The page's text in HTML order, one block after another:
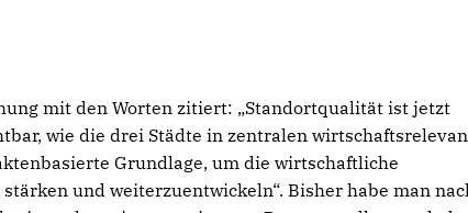
mit den Worten zitiert: „Standortqualität ist jetzt
wie die drei Städte in zentralen
Grundlage, um die wirtschaftliche
und weiterzuentwickeln“. Bisher habe man